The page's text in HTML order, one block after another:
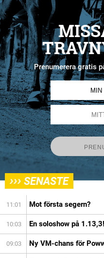
Prenumerera gratis
››› SENASTE
11:01 Mot första segern?
10:03 En soloshow på 1.13,3!
09:03 Ny VM-chans för